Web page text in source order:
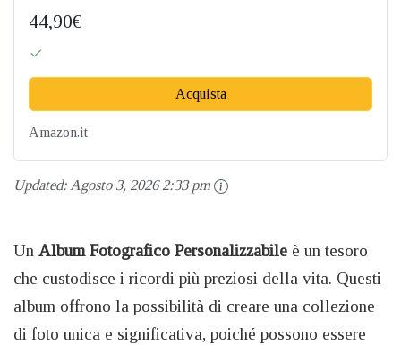
44,90€
Acquista
Amazon.it
Updated:Agosto 3, 2026 2:33 pm
Un Album Fotografico Personalizzabile è un tesoro
che custodisce i ricordi più preziosi della vita. Questi
album offrono la possibilità di creare una collezione
di foto unica e significativa, poiché possono essere